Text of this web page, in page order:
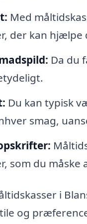
Med
der kan hjælpe
Da du
Du kan typisk
smag,
som du
i
og